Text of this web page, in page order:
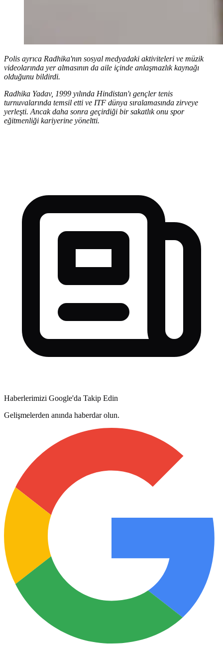
Polis ayrıca Radhika'nın sosyal medyadaki aktiviteleri ve müzik
videolarında yer almasının da aile içinde anlaşmazlık kaynağı
olduğunu bildirdi.
Radhika Yadav, 1999 yılında Hindistan'ı gençler tenis
turnuvalarında temsil etti ve ITF dünya sıralamasında zirveye
yerleşti. Ancak daha sonra geçirdiği bir sakatlık onu spor
eğitmenliği kariyerine yöneltti.
Haberlerimizi Google'da Takip Edin
Gelişmelerden anında haberdar olun.